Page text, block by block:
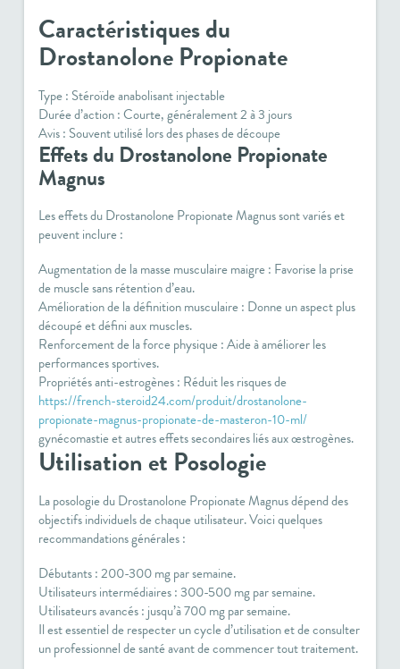
Caractéristiques du
Drostanolone Propionate
Type : Stéroïde anabolisant injectable
Durée d’action : Courte, généralement 2 à 3 jours
Avis : Souvent utilisé lors des phases de découpe
Effets du Drostanolone Propionate
Magnus
Les effets duDrostanolone Propionate Magnussont variés et
peuvent inclure :
Augmentation de la masse musculaire maigre: Favorise la prise
de muscle sans rétention d’eau.
Amélioration de la définition musculaire: Donne un aspect plus
découpé et défini aux muscles.
Renforcement de la force physique: Aide à améliorer les
performances sportives.
Propriétés anti-estrogènes: Réduit les risques de
https://french-steroid24.com/produit/drostanolone-
propionate-magnus-propionate-de-masteron-10-ml/
gynécomastie et autres effets secondaires liés aux œstrogènes.
Utilisation et Posologie
La posologie duDrostanolone Propionate Magnusdépend des
objectifs individuels de chaque utilisateur. Voici quelques
recommandations générales :
Débutants : 200-300 mg par semaine.
Utilisateurs intermédiaires : 300-500 mg par semaine.
Utilisateurs avancés : jusqu’à 700 mg par semaine.
Il est essentiel de respecter un cycle d’utilisation et de consulter
un professionnel de santé avant de commencer tout traitement.